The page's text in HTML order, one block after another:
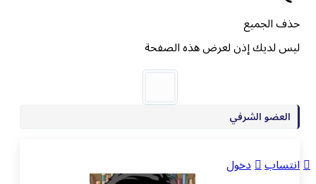
انتساب دخول
حذف الجميع
ليس لديك إذن لعرض هذه الصفحة
العضو الشرفي